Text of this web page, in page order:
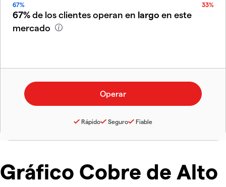
Gráfico Cobre de Alto
67%
33%
67%de los clientes operan en largo en este
mercado
Rápido Seguro Fiable